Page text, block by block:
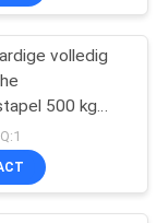
88
volledig
500 kg
kg krachtige
vorkhef voor